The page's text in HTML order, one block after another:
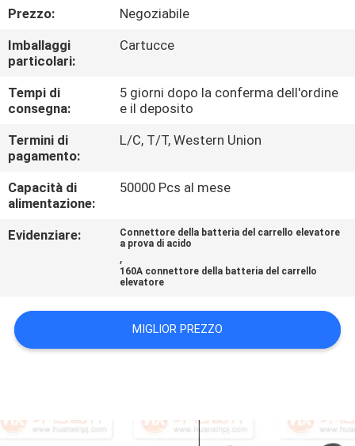
NOTIZIE
MAPPA
DEL
SITO
INFORMATIVA
PRIVACY
Prezzo:
Negoziabile
Imballaggi
particolari:
Cartucce
Tempi di
consegna:
5 giorni dopo la conferma dell'ordine
e il deposito
Termini di
pagamento:
L/C, T/T, Western Union
Capacità di
alimentazione:
50000 Pcs al mese
Evidenziare:
Connettore della batteria del carrello elevatore
a prova di acido
,
160A connettore della batteria del carrello
elevatore
MIGLIOR PREZZO